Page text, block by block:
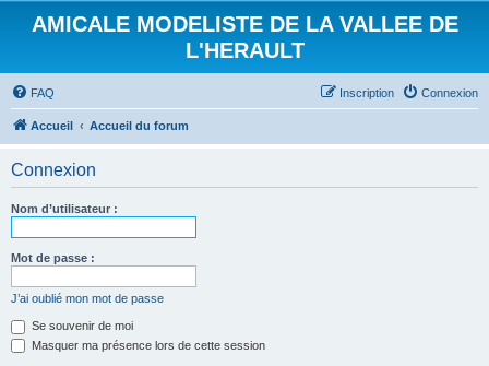
AMICALE MODELISTE DE LA VALLEE DE
L'HERAULT
FAQ Connexion
Inscription
Accueil Accueil du forum
Connexion
Nom d’utilisateur :
Mot de passe :
J’ai oublié mon mot de passe
Se souvenir de moi
Masquer ma présence lors de cette session